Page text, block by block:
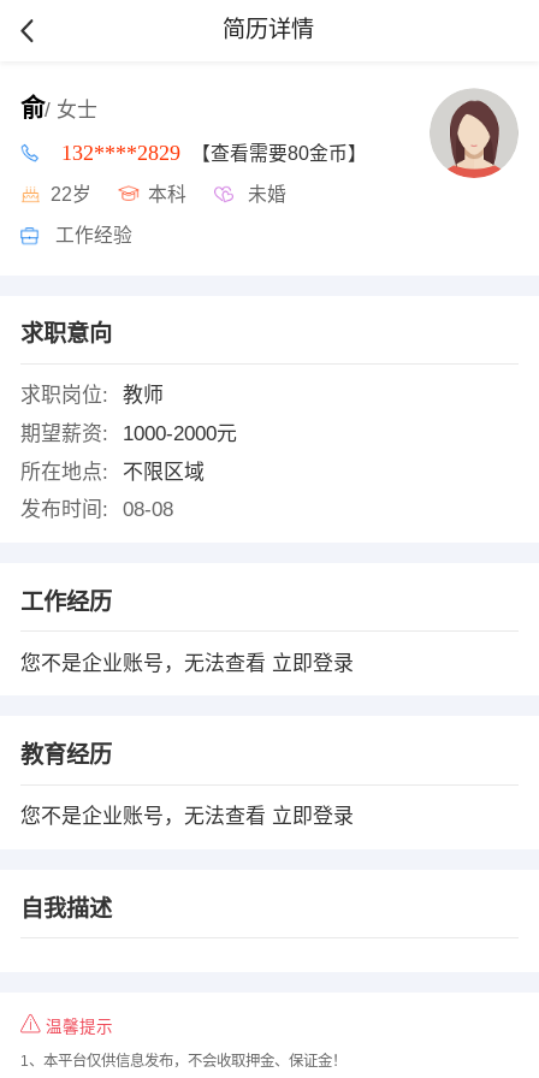
简历详情
俞/ 女士
132****2829 【查看需要80金币】
22岁 本科 未婚
工作经验
求职意向
求职岗位:
教师
期望薪资:
1000-2000元
所在地点:
不限区域
发布时间:
08-08
工作经历
您不是企业账号，无法查看 立即登录
教育经历
您不是企业账号，无法查看 立即登录
自我描述
温馨提示
1、本平台仅供信息发布，不会收取押金、保证金！